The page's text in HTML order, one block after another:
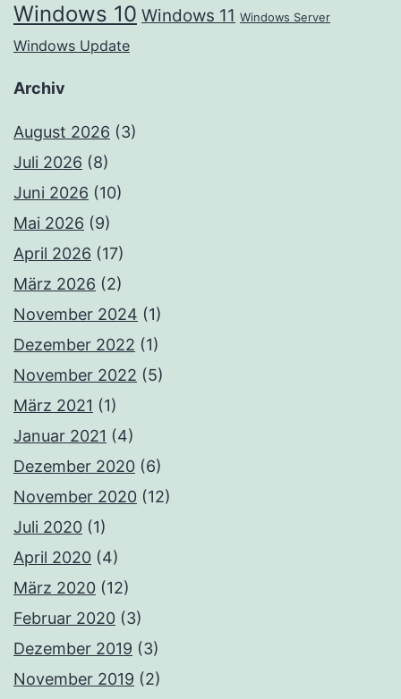
Windows 10 Windows 11 Windows Server
Windows Update
Archiv
August 2026 (3)
Juli 2026 (8)
Juni 2026 (10)
Mai 2026 (9)
April 2026 (17)
März 2026 (2)
November 2024 (1)
Dezember 2022 (1)
November 2022 (5)
März 2021 (1)
Januar 2021 (4)
Dezember 2020 (6)
November 2020 (12)
Juli 2020 (1)
April 2020 (4)
März 2020 (12)
Februar 2020 (3)
Dezember 2019 (3)
November 2019 (2)